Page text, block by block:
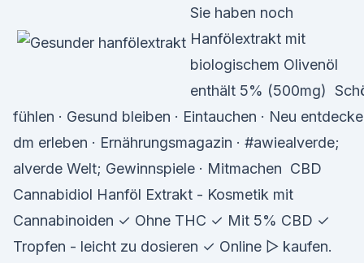
Sie haben noch
Hanfölextrakt mit
biologischem Olivenöl
enthält 5% (500mg)
fühlen · Gesund bleiben · Eintauchen · Neu
dm erleben · Ernährungsmagazin · #awiealverde;
alverde Welt; Gewinnspiele · Mitmachen CBD
Cannabidiol Hanföl Extrakt - Kosmetik mit
Cannabinoiden ✓ Ohne THC ✓ Mit 5% CBD ✓
Tropfen - leicht zu dosieren ✓ Online ▻ kaufen.